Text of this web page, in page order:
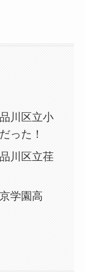
川区立小
った！
川区立荏
学園高